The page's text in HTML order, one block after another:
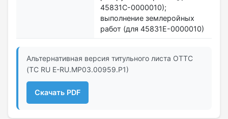
45831С-0000010);
выполнение землеройных
работ (для 45831Е-0000010)
Альтернативная версия титульного листа ОТТС
(ТС RU Е-RU.МР03.00959.Р1)
Скачать PDF